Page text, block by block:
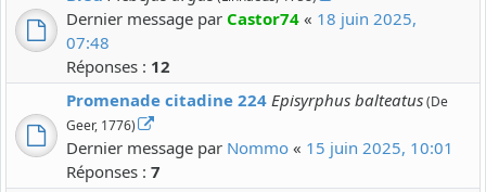
Dernier message par Castor74 « 18 juin 2025,
07:48
Réponses : 12
Promenade citadine 224 Episyrphus balteatus(De
Geer, 1776)
Dernier message par Nommo « 15 juin 2025, 10:01
Réponses : 7